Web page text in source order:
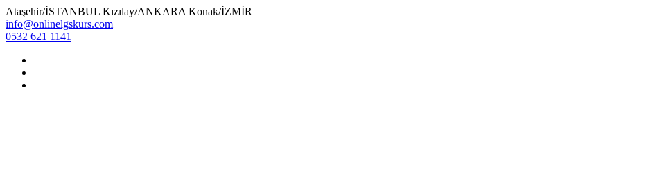
Ataşehir/İSTANBUL Kızılay/ANKARA Konak/İZMİR
info@onlinelgskurs.com
0532 621 1141